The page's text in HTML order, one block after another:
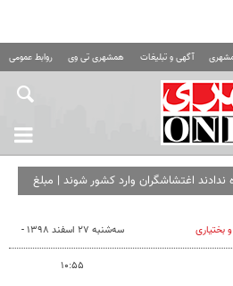
آگهی و تبلیغات همشهری تی وی روابط عمومی
ندادند اغتشاشگران وارد کشور شوند | مبلغ
بختیاری سه‌شنبه ۲۷ اسفند ۱۳۹۸ -
۱۰:۵۵